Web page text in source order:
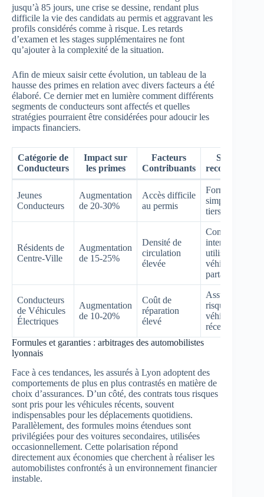
jusqu’à 85 jours, une crise se dessine, rendant plus
difficile la vie des candidats au permis et aggravant les
profils considérés comme à risque. Les retards
d’examen et les stages supplémentaires ne font
qu’ajouter à la complexité de la situation.
Afin de mieux saisir cette évolution, un tableau de la
hausse des primes en relation avec divers facteurs a été
élaboré. Ce dernier met en lumière comment différents
segments de conducteurs sont affectés et quelles
stratégies pourraient être considérées pour adoucir les
impacts financiers.
Catégorie de
Conducteurs
Impact sur
les primes
Facteurs
Contribuants
Stratégies
Jeunes
Conducteurs
Augmentation
de 20-30%
Accès difficile
au permis
Formules
simplifiées au
tiers
Résidents de
Centre-Ville
Augmentation
de 15-25%
Densité de
circulation
élevée
Conduite
intermittente,
utilisation de
véhicules
partagés
Conducteurs
de Véhicules
Électriques
Augmentation
de 10-20%
Coût de
réparation
élevé
Assurance tout
risque pour
véhicules
récents
Formules et garanties : arbitrages des automobilistes
lyonnais
Face à ces tendances, les assurés à Lyon adoptent des
comportements de plus en plus contrastés en matière de
choix d’assurances. D’un côté, des contrats tous risques
sont pris pour les véhicules récents, souvent
indispensables pour les déplacements quotidiens.
Parallèlement, des formules moins étendues sont
privilégiées pour des voitures secondaires, utilisées
occasionnellement. Cette polarisation répond
directement aux économies que cherchent à réaliser les
automobilistes confrontés à un environnement financier
instable.